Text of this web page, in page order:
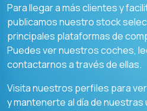
Para llegar a más clientes y
publicamos nuestro stock
principales plataformas de
Puedes ver nuestros coches,
contactarnos a través de ellas.
Visita nuestros perfiles para
y mantenerte al día de